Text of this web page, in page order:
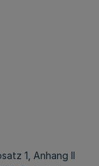
1, Anhang II